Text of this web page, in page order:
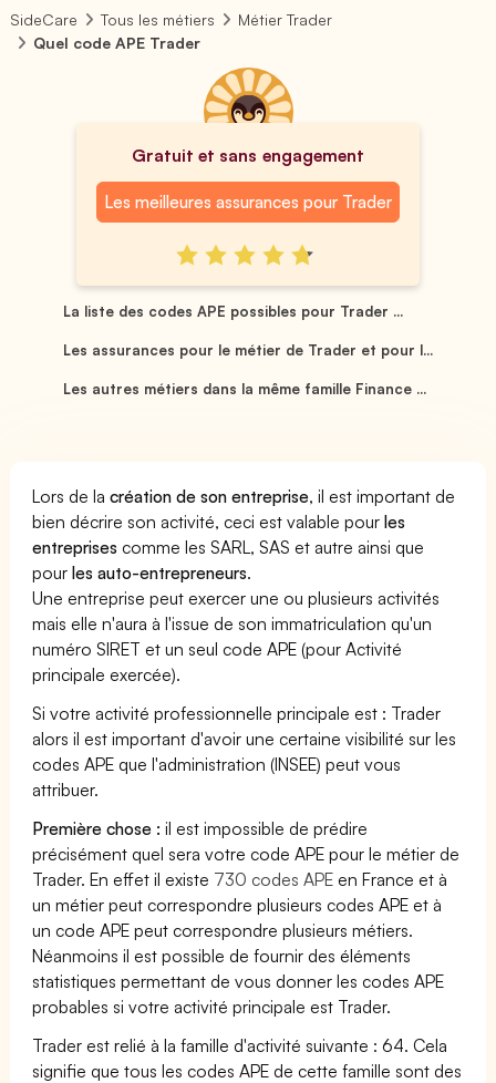
SideCare Tous les métiers
Métier Trader
Quel code APE Trader
Gratuit et sans engagement
Les meilleures assurances pour Trader
La liste des codes APE possibles pour Trader ...
Les assurances pour le métier de Trader et pour l...
Les autres métiers dans la même famille Finance ...
Lors de lacréation de son entreprise, il est important de
bien décrire son activité, ceci est valable pourles
entreprises comme les SARL, SAS et autre ainsi que
pourles auto-entrepreneurs.
Une entreprise peut exercer une ou plusieurs activités
mais elle n'aura à l'issue de son immatriculation qu'un
numéro SIRET et un seul code APE (pour Activité
principale exercée).
Si votre activité professionnelle principale est : Trader
alors il est important d'avoir une certaine visibilité sur les
codes APE que l'administration (INSEE) peut vous
attribuer.
Première chose : il est impossible de prédire
précisément quel sera votre code APE pour le métier de
Trader. En effet il existe 730 codes APE en France et à
un métier peut correspondre plusieurs codes APE et à
un code APE peut correspondre plusieurs métiers.
Néanmoins il est possible de fournir des éléments
statistiques permettant de vous donner les codes APE
probables si votre activité principale est Trader.
Trader est relié à la famille d'activité suivante : 64. Cela
signifie que tous les codes APE de cette famille sont des